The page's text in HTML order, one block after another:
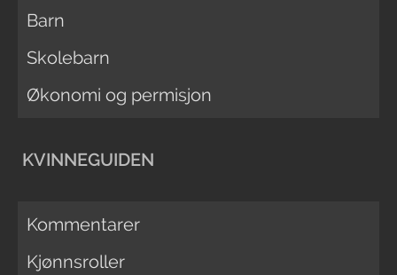
Barn
Skolebarn
Økonomi og permisjon
KVINNEGUIDEN
Kommentarer
Kjønnsroller